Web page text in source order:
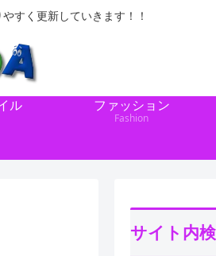
すく更新していきます！！
ル
ファッション
Fashion
サイト内